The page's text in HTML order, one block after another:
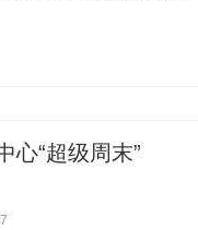
心“超级周末”